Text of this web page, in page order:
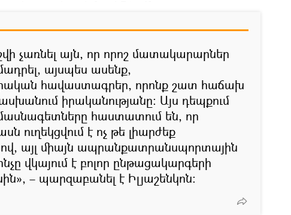
չառնել այն, որ որոշ մատակարարներ
այսպես ասենք,
հավաստագրեր, որոնք շատ հաճախ
իրականությանը։ Այս դեպքում
հաստատում են, որ
ուղեկցվում է ոչ թե լիարժեք
այլ միայն ապրանքատրանսպորտային
վկայում է բոլոր ընթացակարգերի
– պարզաբանել է Իլյաշենկոն։